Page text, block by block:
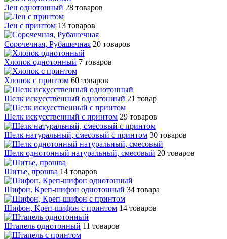
Лен однотонный 28 товаров
Лен с принтом 13 товаров
Сорочечная, Рубашечная 20 товаров
Хлопок однотонный 7 товаров
Хлопок с принтом 60 товаров
Шелк искусственный однотонный 21 товар
Шелк искусственный с принтом 29 товаров
Шелк натуральный, смесовый с принтом 30 товаров
Шелк однотонный натуральный, смесовый 20 товаров
Шитье, прошва 14 товаров
Шифон, Креп-шифон однотонный 34 товара
Шифон, Креп-шифон с принтом 14 товаров
Штапель однотонный 11 товаров